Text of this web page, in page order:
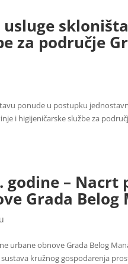
usluge
za područje
ponude u postupku
i higijeničarske službe za
godine –
Grada Belog
urbane obnove Grada Belog
kružnog gospodarenja